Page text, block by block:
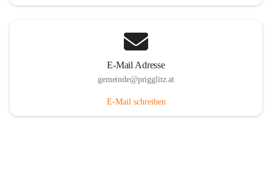
E-Mail Adresse
gemeinde@prigglitz.at
E-Mail schreiben